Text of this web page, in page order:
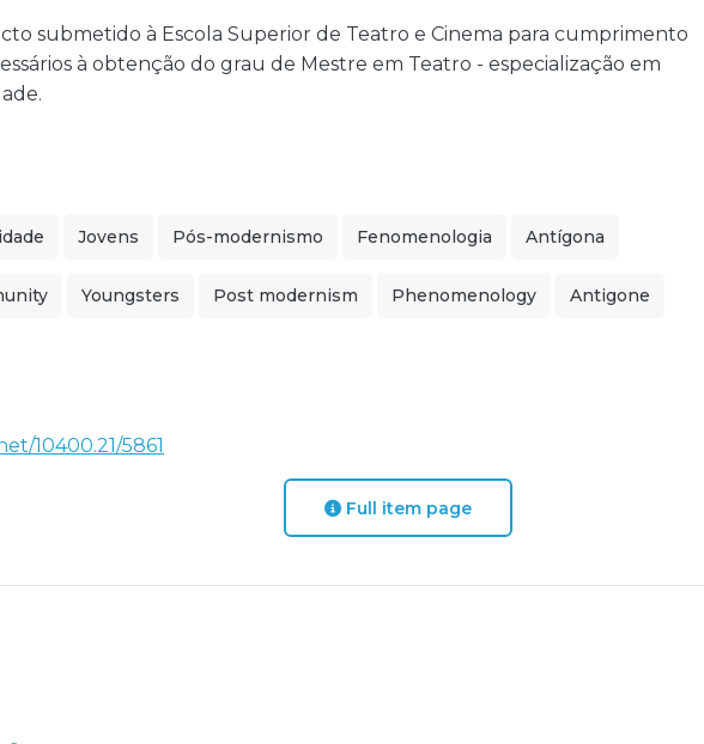
submetido à Escola Superior de Teatro e Cinema para cumprimento
à obtenção do grau de Mestre em Teatro - especialização em
Jovens Pós-modernismo Fenomenologia Antígona
Youngsters Post modernism Phenomenology Antigone
10400.21/5861
Full item page